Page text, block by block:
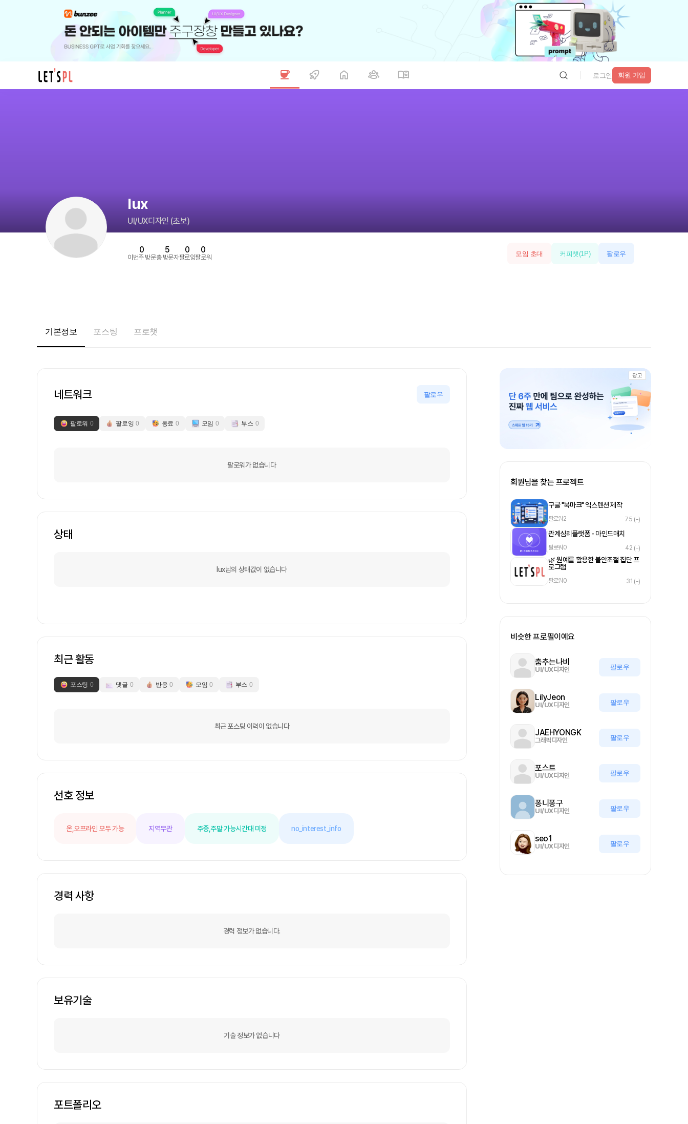
로그인 회원 가입
lux
UI/UX디자인 (초보)
이번주 방문
0
총 방문자
5
팔로잉
0
팔로워
0 모임 초대 커피챗(1 P) 팔로우
기본정보 포스팅 프로챗
네트워크 팔로우
팔로워 0 팔로잉 0 동료 0 모임 0 부스 0
팔로워가 없습니다
상태
lux님의 상태값이 없습니다
최근 활동
포스팅 0 댓글 0 반응 0 모임 0 부스 0
최근 포스팅 이력이 없습니다
선호 정보
온,오프라인 모두 가능 지역무관 주중,주말 가능시간대 미정 no_interest_info
경력 사항
경력 정보가 없습니다.
보유기술
기술 정보가 없습니다
포트폴리오
광고
회원님을 찾는 프로젝트
구글 "북마크" 익스텐션 제작
팔로워2 75 (-)
관계심리플랫폼 - 마인드매치
팔로워0 42 (-)
🌿 원예를 활용한 불안조절 집단 프
로그램
팔로워0 31 (-)
비슷한 프로필이예요
춤추는나비
UI/UX디자인 팔로우
LilyJeon
UI/UX디자인 팔로우
JAEHYONGK
그래픽디자인 팔로우
포스트
UI/UX디자인 팔로우
퐁니퐁구
UI/UX디자인 팔로우
seo1
UI/UX디자인 팔로우